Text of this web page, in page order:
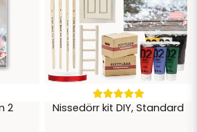
2 Nissedörr kit DIY, Standard